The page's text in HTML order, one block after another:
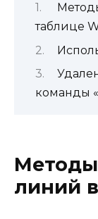
таблице
команды
линий